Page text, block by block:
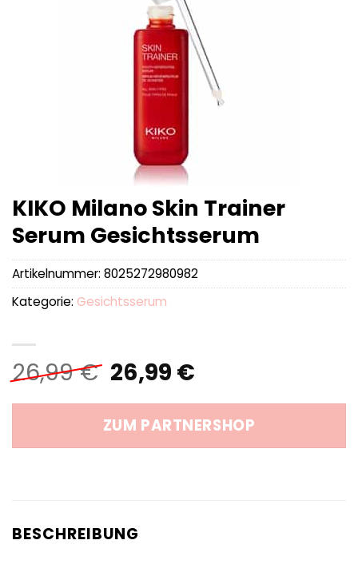
KIKO Milano Skin Trainer
Serum Gesichtsserum
26,99€ Ursprünglicher
Preis
war:
26,99 €
26,99 €Aktueller
ist:
26,99 €.
ZUM PARTNERSHOP
Artikelnummer: 8025272980982
Kategorie: Gesichtsserum
BESCHREIBUNG